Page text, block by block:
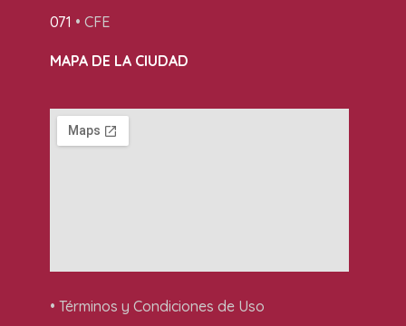
071 • CFE
MAPA DE LA CIUDAD
• Términos y Condiciones de Uso